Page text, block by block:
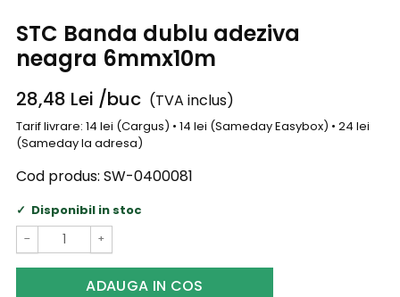
STC Banda dublu adeziva
neagra 6mmx10m
28,48 Lei /buc (TVA inclus)
Tarif livrare: 14 lei (Cargus) • 14 lei (Sameday Easybox) • 24 lei
(Sameday la adresa)
Cod produs: SW-0400081
Disponibil in stoc
− +
ADAUGA IN COS